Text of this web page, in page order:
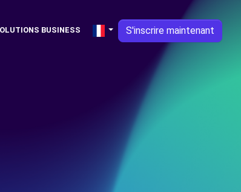
BUSINESS S'inscrire maintenant